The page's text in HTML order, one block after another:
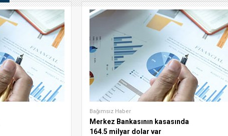
Bağımsız Haber
Merkez Bankasının kasasında
164.5 milyar dolar var